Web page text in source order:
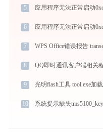
5 应用程序无法正常启动
6 应用程序无法正常启动
7
8
9 光明flash工具 tool.exe加
10 系统提示缺失